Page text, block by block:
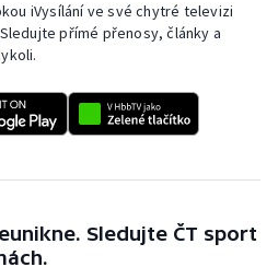
iVysílání ve své chytré televizi
přímé přenosy, články a
Sledujte ČT sport